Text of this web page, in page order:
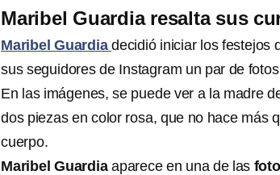
Maribel Guardia resalta sus
Maribel Guardia decidió iniciar los festejos
sus seguidores de Instagram un par de
En las imágenes, se puede ver a la madre
dos piezas en color rosa, que no hace más
cuerpo.
Maribel Guardiaaparece en una de las